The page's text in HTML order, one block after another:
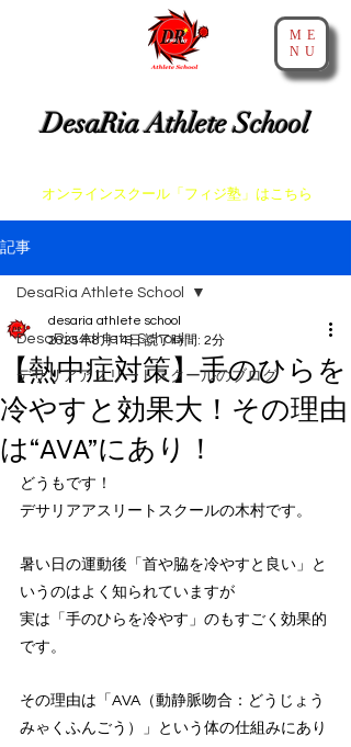
DesaRia Athlete School
ME
NU
​オンラインスクール「フィジ塾」はこちら
記事
DesaRia Athlete School
デサリアアスリートスクールのブログ
DesaRia Athlete School
【熱中症対策】手のひらを
冷やすと効果大！その理由
は“AVA”にあり！
desaria athlete school
2025年8月14日 読了時間: 2分
どうもです！
デサリアアスリートスクールの木村です。
暑い日の運動後「首や脇を冷やすと良い」と
いうのはよく知られていますが
実は「手のひらを冷やす」のもすごく効果的
です。
その理由は「AVA（動静脈吻合：どうじょう
みゃくふんごう）」という体の仕組みにあり